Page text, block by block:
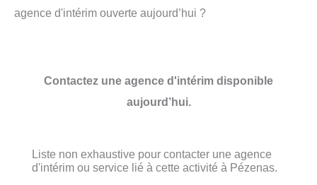
agence d'intérim ouverte aujourd’hui ?
Contactez une agence d'intérim disponible
aujourd’hui.
Liste non exhaustive pour contacter une agence
d'intérim ou service lié à cette activité à Pézenas.